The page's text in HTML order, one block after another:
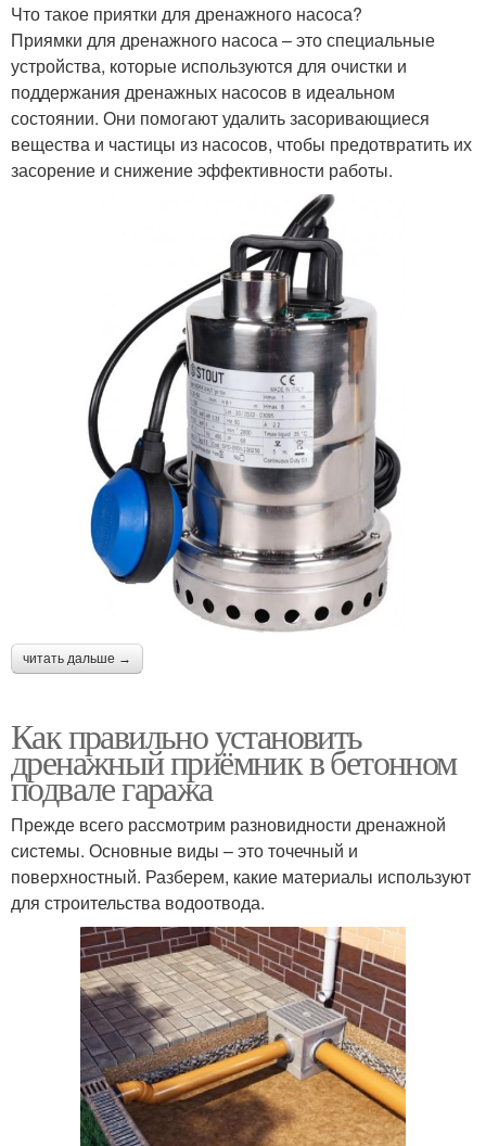
Что такое приятки для дренажного насоса?
Приямки для дренажного насоса – это специальные
устройства, которые используются для очистки и
поддержания дренажных насосов в идеальном
состоянии. Они помогают удалить засоривающиеся
вещества и частицы из насосов, чтобы предотвратить их
засорение и снижение эффективности работы.
читать дальше →
Как правильно установить
дренажный приёмник в бетонном
подвале гаража
Прежде всего рассмотрим разновидности дренажной
системы. Основные виды – это точечный и
поверхностный. Разберем, какие материалы используют
для строительства водоотвода.